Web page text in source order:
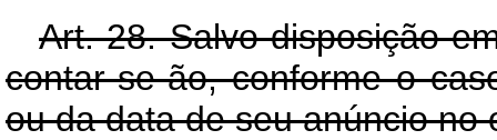
Art. 28. Salvo disposição
contar-se-ão, conforme o
ou da data de seu anúncio no